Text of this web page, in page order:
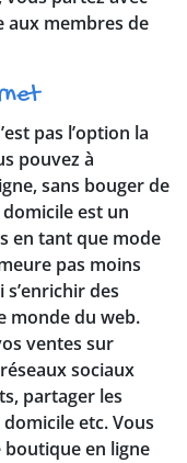
aux membres de
pas l’option la
pouvez à
sans bouger de
est un
en tant que mode
pas moins
des
monde du web.
ventes sur
sociaux
partager les
etc. Vous
boutique en ligne